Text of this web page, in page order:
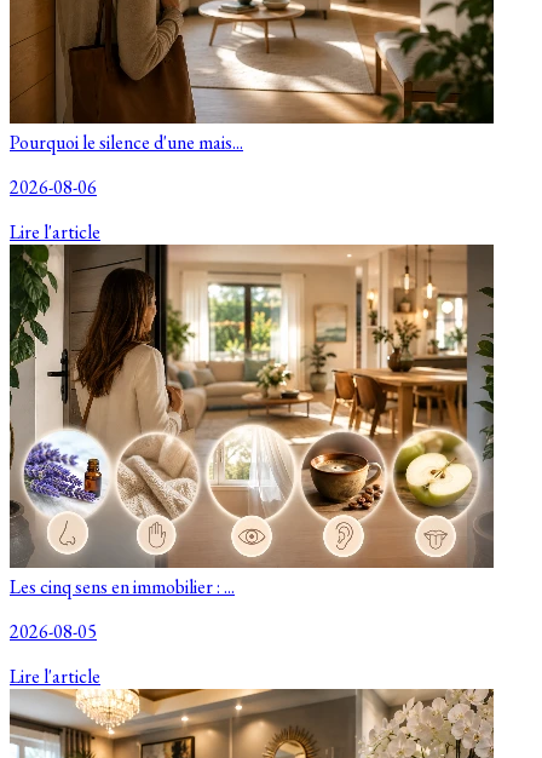
Pourquoi le silence d'une mais...
2026-08-06
Lire l'article
Les cinq sens en immobilier : ...
2026-08-05
Lire l'article